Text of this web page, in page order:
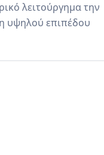
λειτούργημα την
υψηλού επιπέδου